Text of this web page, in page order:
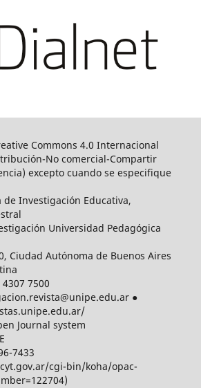
Commons 4.0 Internacional
No comercial-Compartir
excepto cuando se especifique
de Investigación Educativa,
Universidad Pedagógica
Ciudad Autónoma de Buenos Aires
7500
●
Journal system
7433
cgi-bin/koha/opac-